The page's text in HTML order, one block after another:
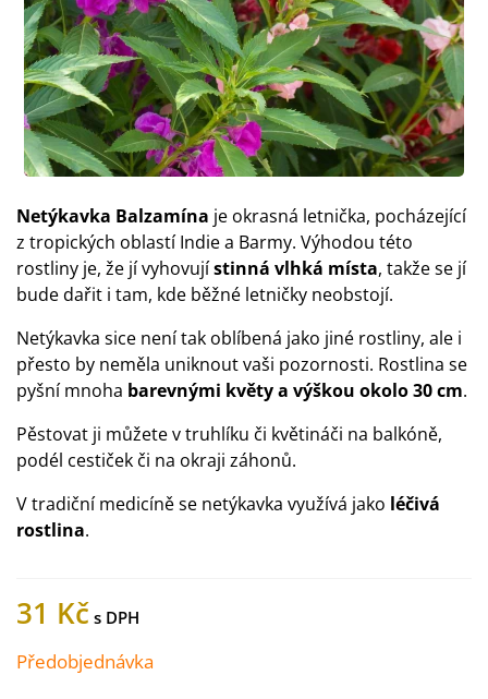
Netýkavka Balzamína je okrasná letnička, pocházející
z tropických oblastí Indie a Barmy. Výhodou této
rostliny je, že jí vyhovujístinná vlhká místa, takže se jí
bude dařit i tam, kde běžné letničky neobstojí.
Netýkavka sice není tak oblíbená jako jiné rostliny, ale i
přesto by neměla uniknout vaši pozornosti. Rostlina se
pyšní mnoha barevnými květy a výškou okolo 30 cm.
Pěstovat ji můžete v truhlíku či květináči na balkóně,
podél cestiček či na okraji záhonů.
V tradiční medicíně se netýkavka využívá jako léčivá
rostlina.
31 Kč
Předobjednávka